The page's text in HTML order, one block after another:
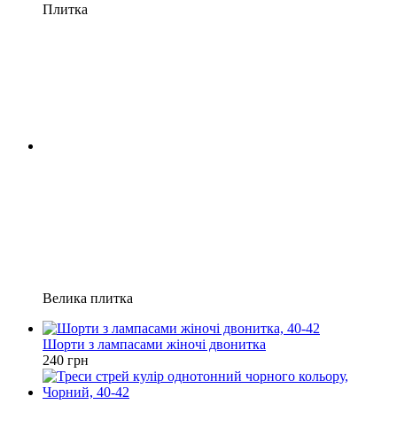
Плитка
Велика плитка
Шорти з лампасами жіночі двонитка
240 грн